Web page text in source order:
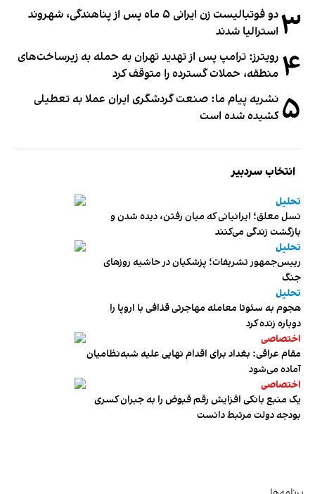
۳
دو فوتبالیست زن ایرانی ۵ ماه پس از پناهندگی، شهروند
استرالیا شدند
۴ رویترز: ترامپ پس از تهدید تهران به حمله به زیرساخت‌های
منطقه، حملات گسترده را متوقف کرد
۵ نشریه پیام ما: صنعت گردشگری ایران عملا به تعطیلی
کشیده شده است
انتخاب سردبیر
تحلیل
نسل معلق؛ ایرانیانی که میان رفتن، دیده شدن و
بازگشت زندگی می‌کنند
تحلیل
رییس‌جمهور تشریفات؛ پزشکیان در حاشیه روزهای
جنگ
تحلیل
هجوم به سئوتا معامله مهاجرتی قذافی با اروپا را
دوباره زنده کرد
اختصاصی
مقام عراقی: بغداد برای اقدام نهایی علیه شبه‌نظامیان
آماده می‌شود
اختصاصی
یک منبع بانکی افزایش رقم قبوض را به جبران کسری
بودجه دولت مرتبط دانست